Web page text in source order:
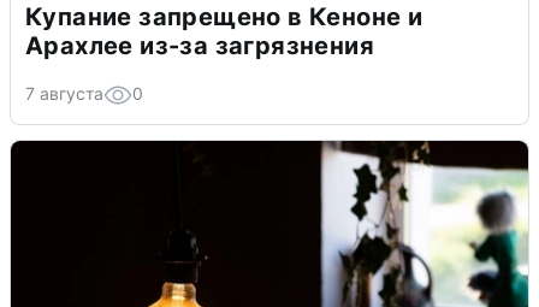
Купание запрещено в Кеноне и
Арахлее из-за загрязнения
7 августа 0